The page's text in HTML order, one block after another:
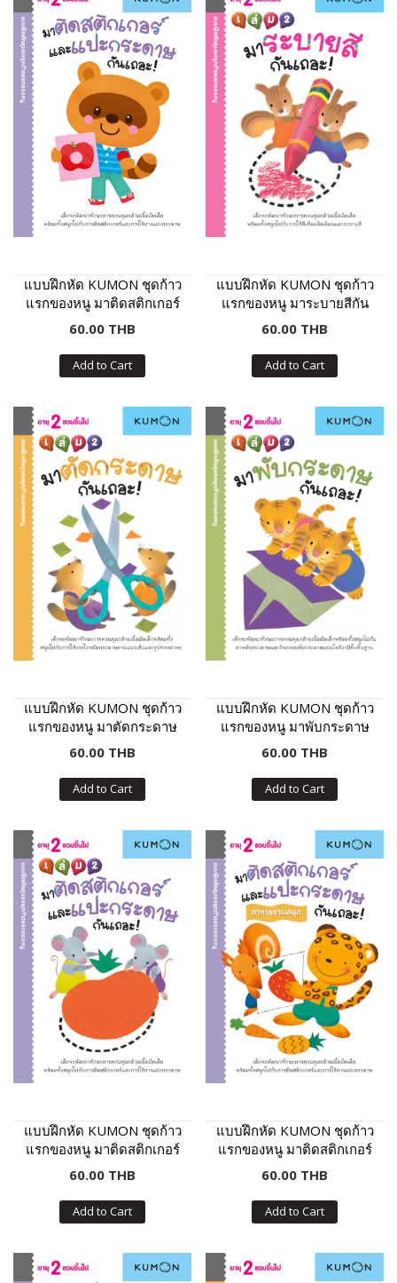
แบบฝึกหัด KUMON ชุดก้าว
แรกของหนู มาติดสติกเกอร์
และแปะกระดาษกันเถอะ
60.00 THB
Add to Cart
แบบฝึกหัด KUMON ชุดก้าว
แรกของหนู มาระบายสีกัน
เถอะ เล่ม 2
60.00 THB
Add to Cart
แบบฝึกหัด KUMON ชุดก้าว
แรกของหนู มาตัดกระดาษ
กันเถอะ เล่ม 2
60.00 THB
Add to Cart
แบบฝึกหัด KUMON ชุดก้าว
แรกของหนู มาพับกระดาษ
กันเถอะ เล่ม 2
60.00 THB
Add to Cart
แบบฝึกหัด KUMON ชุดก้าว
แรกของหนู มาติดสติกเกอร์
และแปะกระดาษกันเถอะ
60.00 THB
Add to Cart
แบบฝึกหัด KUMON ชุดก้าว
แรกของหนู มาติดสติกเกอร์
และแปะกระดาษกันเถอะ :
60.00 THB
Add to Cart